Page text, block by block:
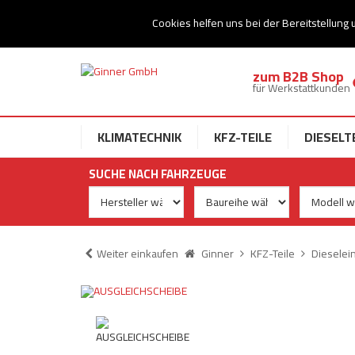
Cookies helfen uns bei der Bereitstellung
Ihr Speziallist für Dieseltechnik
zum B2B Shop
für Werkstattkunden
KLIMATECHNIK KFZ-TEILE
SUCHE NACH FAHRZEUGE
Weiter einkaufen Ginner KFZ-Teile